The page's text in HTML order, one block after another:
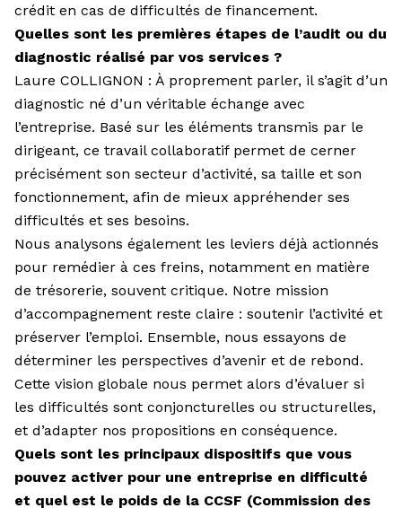
crédit en cas de difficultés de financement.
Quelles sont les premières étapes de l’audit ou du
diagnostic réalisé par vos services ?
Laure COLLIGNON : À proprement parler, il s’agit d’un
diagnostic né d’un véritable échange avec
l’entreprise. Basé sur les éléments transmis par le
dirigeant, ce travail collaboratif permet de cerner
précisément son secteur d’activité, sa taille et son
fonctionnement, afin de mieux appréhender ses
difficultés et ses besoins.
Nous analysons également les leviers déjà actionnés
pour remédier à ces freins, notamment en matière
de trésorerie, souvent critique. Notre mission
d’accompagnement reste claire : soutenir l’activité et
préserver l’emploi. Ensemble, nous essayons de
déterminer les perspectives d’avenir et de rebond.
Cette vision globale nous permet alors d’évaluer si
les difficultés sont conjoncturelles ou structurelles,
et d’adapter nos propositions en conséquence.
Quels sont les principaux dispositifs que vous
pouvez activer pour une entreprise en difficulté
et quel est le poids de la CCSF (Commission des